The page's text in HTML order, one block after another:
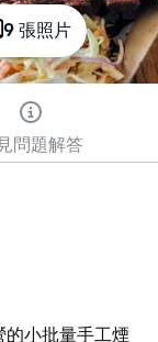
9 張照片
問題解答
小批量手工煙